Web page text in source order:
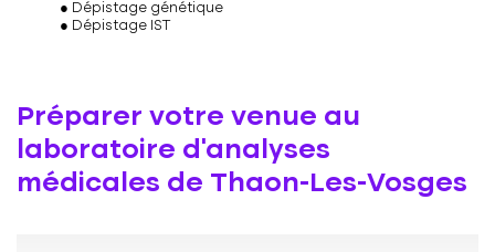
Dépistage génétique
Dépistage IST
Préparer votre venue au
laboratoire d’analyses
médicales de Thaon-Les-Vosges